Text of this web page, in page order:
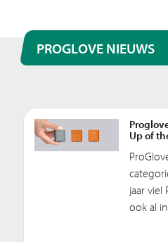
PROGLOVE NIEUWS
Up of
jaar viel
ook al